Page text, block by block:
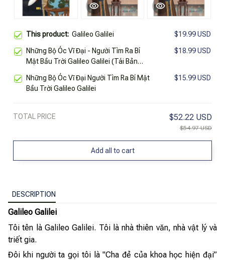
This product: Galileo Galilei $19.99 USD
Những Bộ Óc Vĩ Đại - Người Tìm Ra Bí
Mật Bầu Trời Galileo Galilei (Tái Bản
$18.99 USD
Những Bộ Óc Vĩ Đại Người Tìm Ra Bí Mật
Bầu Trời Galileo Galilei
$15.99 USD
TOTAL PRICE $52.22 USD
$54.97 USD
Add all to cart
DESCRIPTION
Galileo Galilei
Tôi tên là Galileo Galilei. Tôi là nhà thiên văn, nhà vật lý và
triết gia.
Đôi khi người ta gọi tôi là "Cha đẻ của khoa học hiện đại”